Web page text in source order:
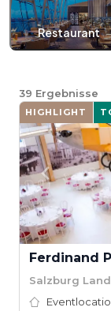
Restaurant
39 Ergebnisse
HIGHLIGHT
Salzburg Land